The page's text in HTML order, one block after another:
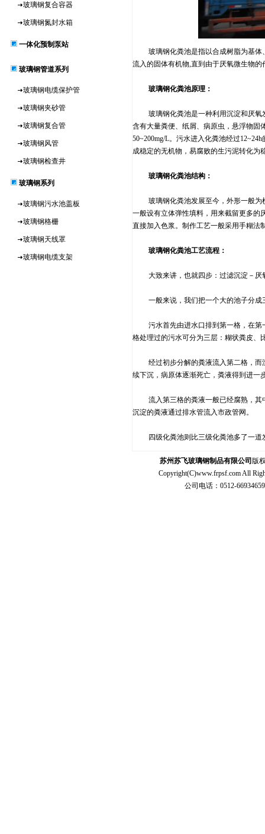
玻璃钢复合容器
玻璃钢氮封水箱
一体化预制泵站
玻璃钢管道系列
玻璃钢电缆保护管
玻璃钢夹砂管
玻璃钢复合管
玻璃钢风管
玻璃钢检查井
玻璃钢系列
玻璃钢污水池盖板
玻璃钢格栅
玻璃钢天线罩
玻璃钢电缆支架
玻璃钢化粪池是指以合成树脂为基体、
流入的固体有机物,直到由于厌氧微生物
玻璃钢化粪池原理：
玻璃钢化粪池是一种利用沉淀和厌氧发
含有大量粪便、纸屑、病原虫，悬浮物固
50~200mg/L。污水进入化粪池经过
成稳定的无机物，易腐败的生污泥转化为
玻璃钢化粪池结构：
玻璃钢化粪池发展至今，外形一般为横
一般设有立体弹性填料，用来截留更多的
直接加入色浆。制作工艺一般采用手糊法
玻璃钢化粪池工艺流程：
大致来讲，也就四步：过滤沉淀－厌
一般来说，我们把一个大的池子分成
污水首先由进水口排到第一格，在第一
格处理过的污水可分为三层：糊状粪皮、
经过初步分解的粪液流入第二格，而漂
续下沉，病原体逐渐死亡，粪液得到进一
流入第三格的粪液一般已经腐熟，其中
沉淀的粪液通过排水管流入市政管网。
四级化粪池则比三级化粪池多了一道
苏州苏飞玻璃钢制品有限公司 版
Copyright(C)www.frpsf.comAll
公司电话：0512-